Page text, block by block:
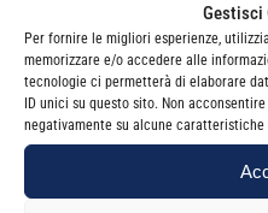
Gestisci
Per fornire le migliori esperienze,
memorizzare e/o accedere alle
tecnologie ci permetterà di elaborare
ID unici su questo sito. Non
negativamente su alcune caratteristiche
martedì ed il giovedì dalle 9:00
Ogni appuntamento non può
essere trattate massimo 5